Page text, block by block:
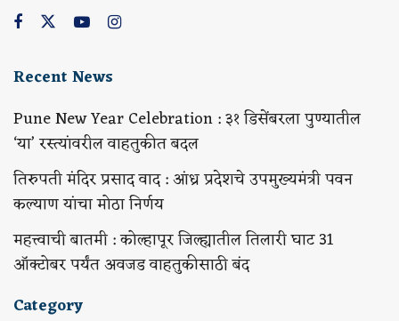
Recent News
Pune New Year Celebration : ३१ डिसेंबरला पुण्यातील
‘या’ रस्त्यांवरील वाहतुकीत बदल
तिरुपती मंदिर प्रसाद वाद : आंध्र प्रदेशचे उपमुख्यमंत्री पवन
कल्याण यांचा मोठा निर्णय
महत्त्वाची बातमी : कोल्हापूर जिल्ह्यातील तिलारी घाट 31
ऑक्टोबर पर्यंत अवजड वाहतुकीसाठी बंद
Category